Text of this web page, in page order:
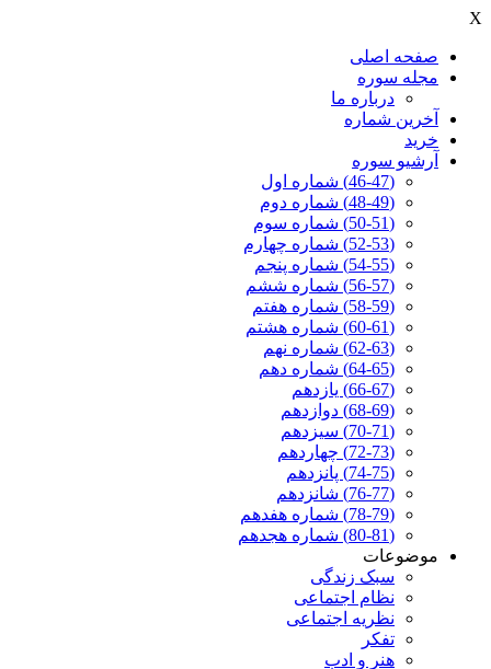
X
صفحه اصلی
مجله سوره
درباره ما
آخرين شماره
خرید
آرشیو سوره
(46-47) شماره اول
(48-49) شماره دوم
(50-51) شماره سوم
(52-53) شماره چهارم
(54-55) شماره پنجم
(56-57) شماره ششم
(58-59) شماره هفتم
(60-61) شماره هشتم
(62-63) شماره نهم
(64-65) شماره دهم
(66-67) یازدهم
(68-69) دوازدهم
(70-71) سیزدهم
(72-73) چهاردهم
(74-75) پانزدهم
(76-77) شانزدهم
(78-79) شماره هفدهم
(80-81) شماره هجدهم
موضوعات
سبک زندگی
نظام اجتماعی
نظریه اجتماعی
تفکر
هنر و ادب